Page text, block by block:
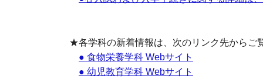
★各学科の新着情報は、次のリンク先からご
● 食物栄養学科 Webサイト
● 幼児教育学科 Webサイト